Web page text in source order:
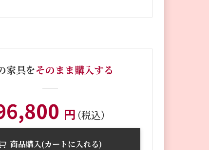
家具をそのまま購入する
円（税込）
商品購入(カートに入れる)